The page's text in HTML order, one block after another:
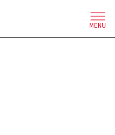
MENU